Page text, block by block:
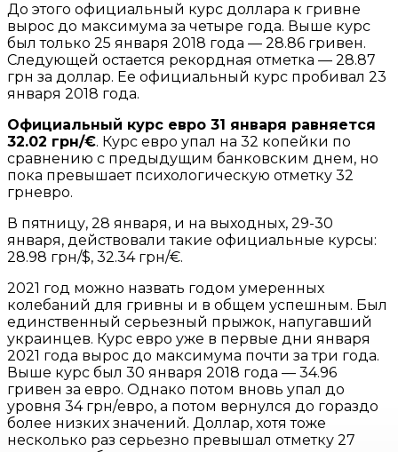
До этого официальный курс доллара к гривне
вырос до максимума за четыре года. Выше курс
был только 25 января 2018 года — 28.86 гривен.
Следующей остается рекордная отметка — 28.87
грн за доллар. Ее официальный курс пробивал 23
января 2018 года.
Официальный курс евро 31 января равняется
32.02 грн/€. Курс евро упал на 32 копейки по
сравнению с предыдущим банковским днем, но
пока превышает психологическую отметку 32
грневро.
В пятницу, 28 января, и на выходных, 29-30
января, действовали такие официальные курсы:
28.98 грн/$, 32.34 грн/€.
2021 год можно назвать годом умеренных
колебаний для гривны и в общем успешным. Был
единственный серьезный прыжок, напугавший
украинцев. Курс евро уже в первые дни января
2021 года вырос до максимума почти за три года.
Выше курс был 30 января 2018 года — 34.96
гривен за евро. Однако потом вновь упал до
уровня 34 грн/евро, а потом вернулся до гораздо
более низких значений. Доллар, хотя тоже
несколько раз серьезно превышал отметку 27